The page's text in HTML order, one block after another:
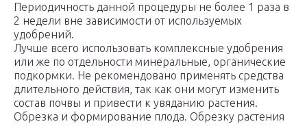
Периодичность данной процедуры не более 1 раза в
2 недели вне зависимости от используемых
удобрений.
Лучше всего использовать комплексные удобрения
или же по отдельности минеральные, органические
подкормки. Не рекомендовано применять средства
длительного действия, так как они могут изменить
состав почвы и привести к увяданию растения.
Обрезка и формирование плода. Обрезку растения